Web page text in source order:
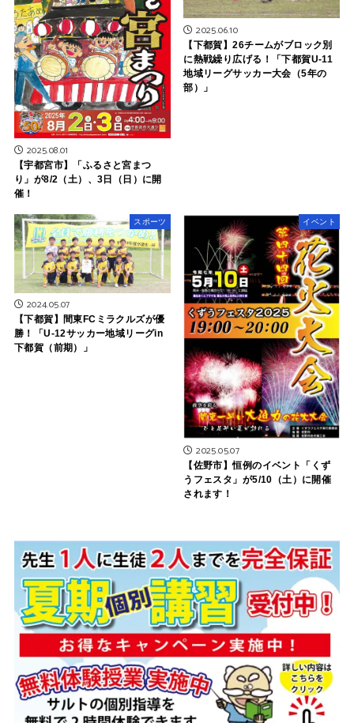
2025.08.01
【宇都宮市】「ふるさと宮まつ
り」が8/2（土）、3日（日）に開
催！
2025.06.10
【下都賀】26チームがブロック別
に熱戦繰り広げる！「下都賀U-11
地域リーグサッカー大会（5年の
部）」
スポーツ
2024.05.07
【下都賀】間東FCミラクルズが優
勝！「U-12サッカー地域リーグin
下都賀（前期）」
イベント
2025.05.07
【佐野市】恒例のイベント「くず
うフェスタ」が5/10（土）に開催
されます！